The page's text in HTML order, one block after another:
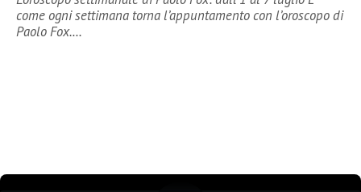
come ogni settimana torna l’appuntamento con l’oroscopo di
Paolo Fox.…